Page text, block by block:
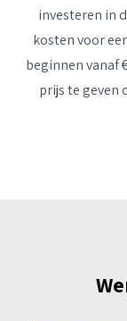
investeren in
kosten voor
beginnen vanaf
prijs te geven